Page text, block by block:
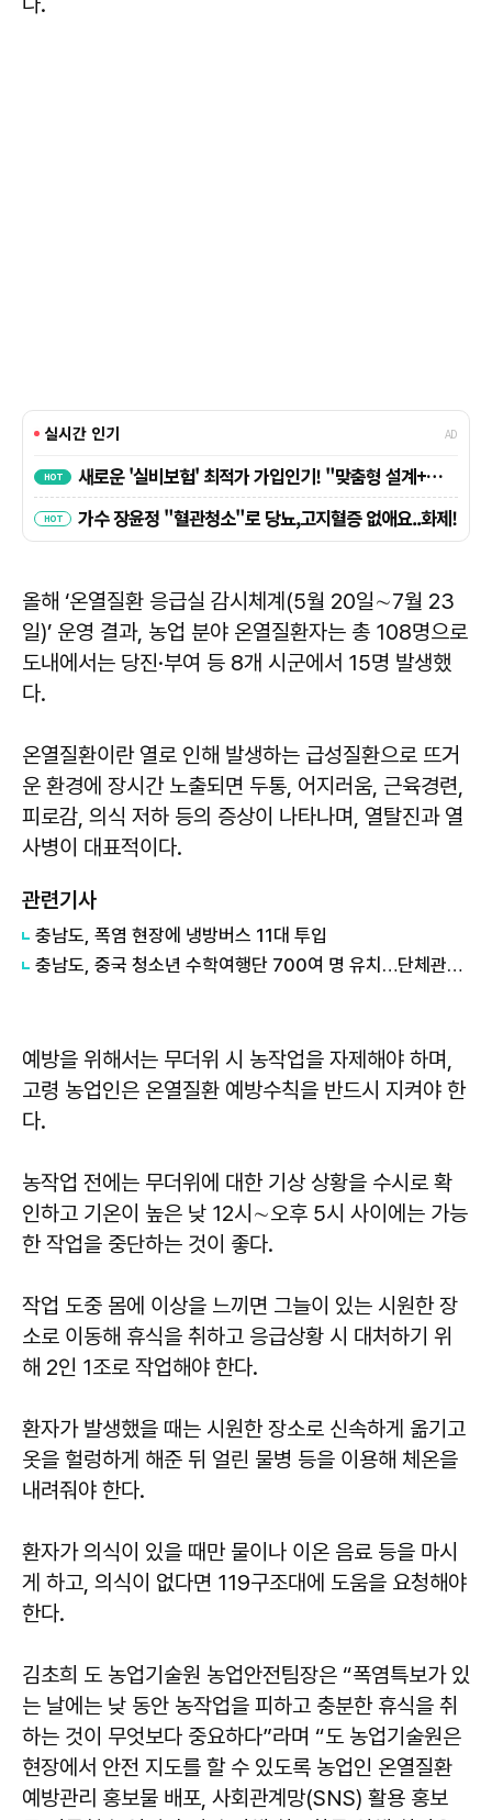
올해 ‘온열질환 응급실 감시체계(5월 20일∼7월 23
일)’ 운영 결과, 농업 분야 온열질환자는 총 108명으로
도내에서는 당진·부여 등 8개 시군에서 15명 발생했
다.
온열질환이란 열로 인해 발생하는 급성질환으로 뜨거
운 환경에 장시간 노출되면 두통, 어지러움, 근육경련,
피로감, 의식 저하 등의 증상이 나타나며, 열탈진과 열
사병이 대표적이다.
관련기사
충남도, 폭염 현장에 냉방버스 11대 투입
충남도, 중국 청소년 수학여행단 700여 명 유치…단체관광 확대 '물꼬'
예방을 위해서는 무더위 시 농작업을 자제해야 하며,
고령 농업인은 온열질환 예방수칙을 반드시 지켜야 한
다.
농작업 전에는 무더위에 대한 기상 상황을 수시로 확
인하고 기온이 높은 낮 12시∼오후 5시 사이에는 가능
한 작업을 중단하는 것이 좋다.
작업 도중 몸에 이상을 느끼면 그늘이 있는 시원한 장
소로 이동해 휴식을 취하고 응급상황 시 대처하기 위
해 2인 1조로 작업해야 한다.
환자가 발생했을 때는 시원한 장소로 신속하게 옮기고
옷을 헐렁하게 해준 뒤 얼린 물병 등을 이용해 체온을
내려줘야 한다.
환자가 의식이 있을 때만 물이나 이온 음료 등을 마시
게 하고, 의식이 없다면 119구조대에 도움을 요청해야
한다.
김초희 도 농업기술원 농업안전팀장은 “폭염특보가 있
는 날에는 낮 동안 농작업을 피하고 충분한 휴식을 취
하는 것이 무엇보다 중요하다”라며 “도 농업기술원은
현장에서 안전 지도를 할 수 있도록 농업인 온열질환
예방관리 홍보물 배포, 사회관계망(SNS) 활용 홍보